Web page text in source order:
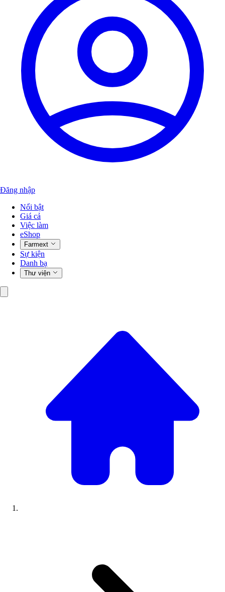
Đăng nhập
Nổi bật
Giá cả
Việc làm
eShop
Farmext
Sự kiện
Danh bạ
Thư viện